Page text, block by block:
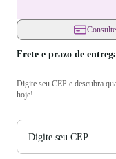
Frete e prazo de
Digite seu CEP e descubra
hoje!
CEP
para
cálculo